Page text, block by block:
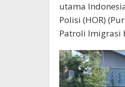
utama
Polisi (HOR)
Patroli Imigrasi